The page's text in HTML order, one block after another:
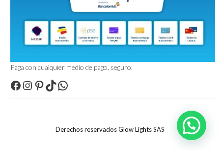
Paga con cualquier medio de pago, seguro.
Facebook
Instagram
Pinterest
TikTokWhatsApp
Derechos reservados Glow Lights SAS